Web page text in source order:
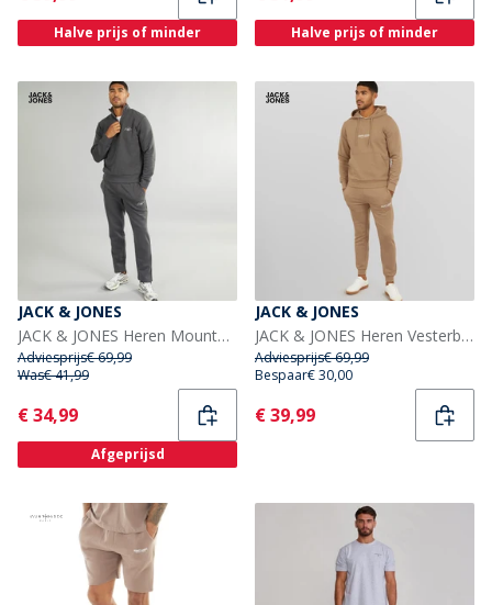
Halve prijs of minder Halve prijs of minder
JACK & JONES
JACK & JONES Heren Mountain Open Zoom 1/4 Trainingspak Asfalt
Adviesprijs€ 69,99
Was€ 41,99
Current
€ 34,99
Afgeprijsd
JACK & JONES
JACK & JONES Heren Vesterbro Trainingspak Zilver Mink
Adviesprijs€ 69,99
Bespaar€ 30,00
Current
€ 39,99